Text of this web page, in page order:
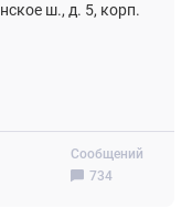
Сообщений
734
ш., д. 5, корп.